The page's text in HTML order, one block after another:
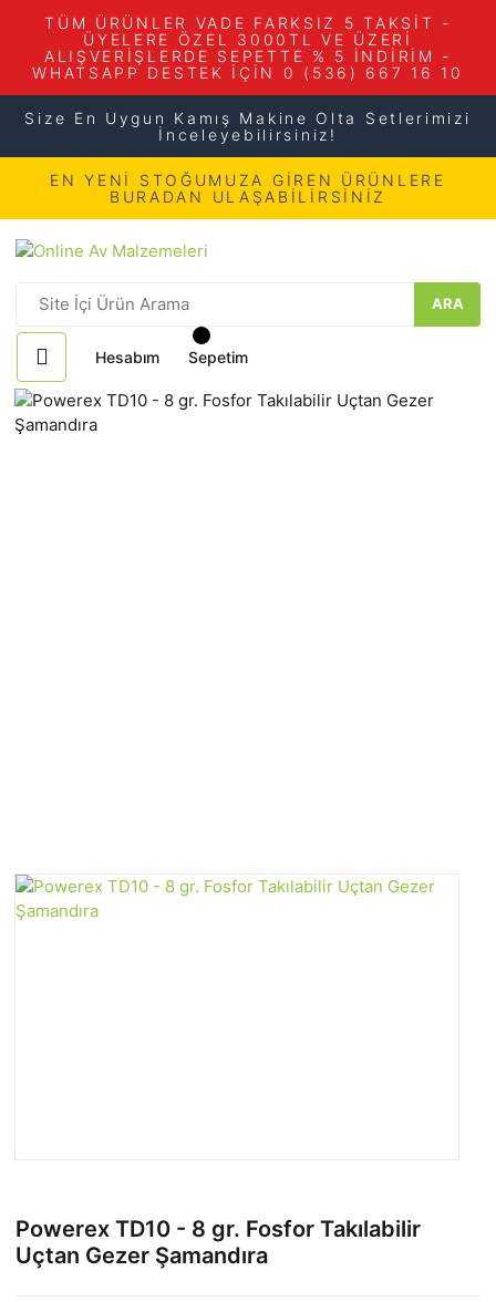
TÜM ÜRÜNLER VADE FARKSIZ 5 TAKSİT -
ÜYELERE ÖZEL 3000TL VE ÜZERİ
ALIŞVERİŞLERDE SEPETTE % 5 İNDİRİM -
WHATSAPP DESTEK İÇİN 0 (536) 667 16 10
Size En Uygun Kamış Makine Olta Setlerimizi
İnceleyebilirsiniz!
EN YENİ STOĞUMUZA GİREN ÜRÜNLERE
BURADAN ULAŞABİLİRSİNİZ
ARA
Hesabım Sepetim
Powerex TD10 - 8 gr. Fosfor Takılabilir
Uçtan Gezer Şamandıra